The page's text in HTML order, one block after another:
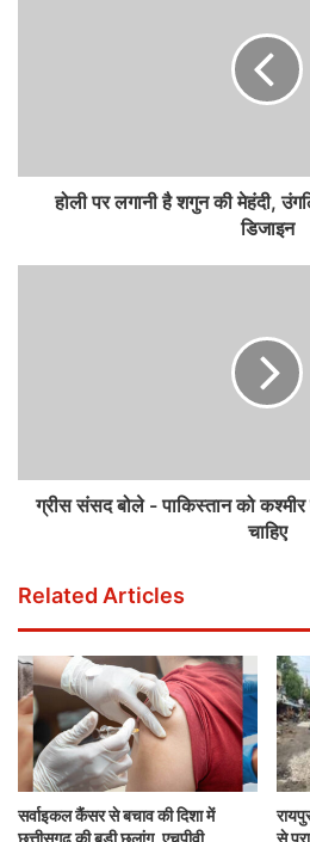
होली पर लगानी है शगुन की मेहंदी,
डिजाइन
ग्रीस संसद बोले - पाकिस्तान को कश्मीर
चाहिए
Related Articles
सर्वाइकल कैंसर से बचाव की दिशा में
छत्तीसगढ़ की बड़ी छलांग, एचपीवी
से